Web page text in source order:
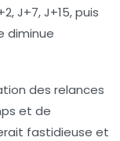
J+7, J+15, puis
diminue
des relances
et de
fastidieuse et